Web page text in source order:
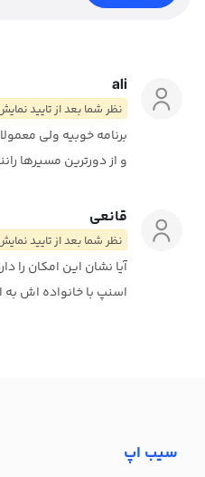
ali
نظر شما بعد از تایید
برنامه خوبیه ولی
و از دورترین مسیرها
قانعی
نظر شما بعد از تایید
آیا نشان این امکان را
اسنپ با خانواده اش به
سیب اپ